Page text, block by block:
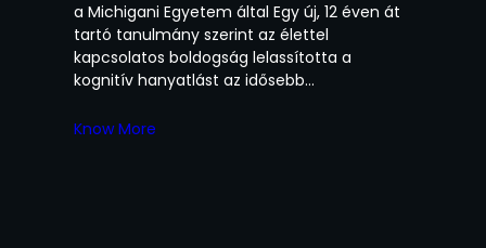
a Michigani Egyetem által Egy új, 12 éven át
tartó tanulmány szerint az élettel
kapcsolatos boldogság lelassította a
kognitív hanyatlást az idősebb…
Know More